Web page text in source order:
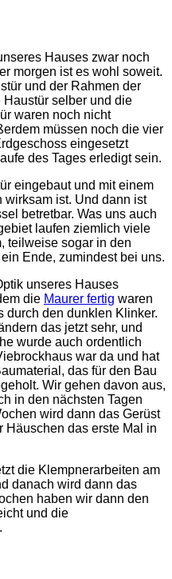
Hauses zwar noch
morgen ist es wohl soweit.
und der Rahmen der
selber und die
waren noch nicht
müssen noch die vier
eingesetzt
des Tages erledigt sein.
eingebaut und mit einem
wirksam ist. Und dann ist
betretbar. Was uns auch
laufen ziemlich viele
teilweise sogar in den
Ende, zumindest bei uns.
unseres Hauses
die Maurer fertig waren
durch den dunklen Klinker.
das jetzt sehr, und
wurde auch ordentlich
war da und hat
das für den Bau
Wir gehen davon aus,
in den nächsten Tagen
wird dann das Gerüst
Häuschen das erste Mal in
die Klempnerarbeiten am
danach wird dann das
haben wir dann den
und die